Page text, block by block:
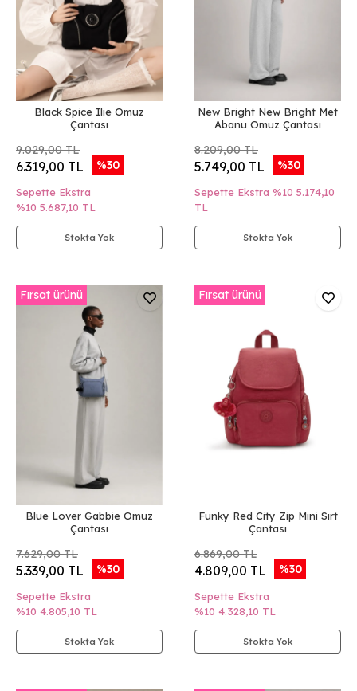
Black Spice Ilie Omuz
Çantası
9.029,00 TL
6.319,00 TL %30
Sepette Ekstra
%10 5.687,10 TL
Stokta Yok
New Bright New Bright Met
Abanu Omuz Çantası
8.209,00 TL
5.749,00 TL %30
Sepette Ekstra %10 5.174,10
TL
Stokta Yok
Fırsat ürünü
Blue Lover Gabbie Omuz
Çantası
7.629,00 TL
5.339,00 TL %30
Sepette Ekstra
%10 4.805,10 TL
Stokta Yok
Fırsat ürünü
Funky Red City Zip Mini Sırt
Çantası
6.869,00 TL
4.809,00 TL %30
Sepette Ekstra
%10 4.328,10 TL
Stokta Yok